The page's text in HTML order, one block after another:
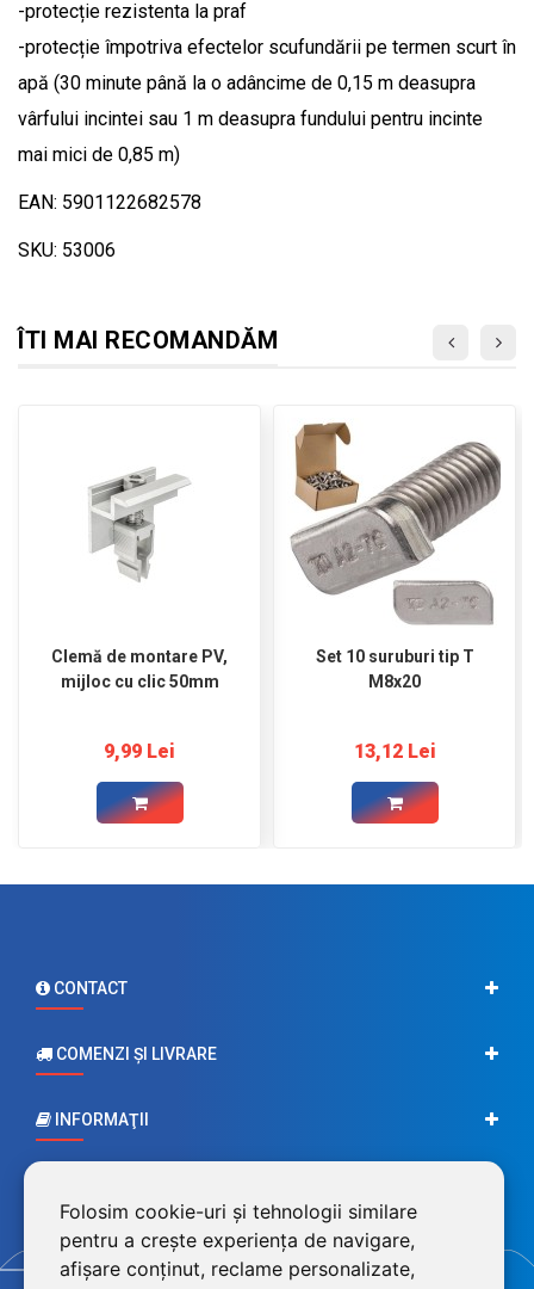
Folosim cookie-uri și tehnologii similare
pentru a crește experiența de navigare,
afișare conținut, reclame personalizate,
-protecție rezistenta la praf
-protecție împotriva efectelor scufundării pe termen scurt în
apă (30 minute până la o adâncime de 0,15 m deasupra
vârfului incintei sau 1 m deasupra fundului pentru incinte
mai mici de 0,85 m)
EAN: 5901122682578
SKU: 53006
ÎTI MAI RECOMANDĂM
Clemă de montare PV,
mijloc cu clic 50mm
9,99 Lei
Set 10 suruburi tip T
M8x20
13,12 Lei
CONTACT
COMENZI ŞI LIVRARE
INFORMAŢII